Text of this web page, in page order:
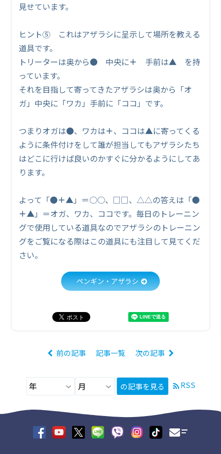
見せています。
ヒント⑤ これはアザラシに呈示して場所を教える
道具です。
トリーターは奥から● 中央に＋
手前は▲ を持
っています。
それを目指して寄ってきたアザラシは奥から「オ
ガ」中央に「ワカ」手前に「ココ」です。
つまりオガは●、ワカは＋、ココは▲に寄ってくる
ように条件付けをして誰が担当してもアザラシたち
はどこに行けば良いのかすぐに分かるようにしてあ
ります。
よって「●＋▲」＝○○、□□、△△の答えは「●
＋▲」＝オガ、ワカ、ココです。毎日のトレーニン
グで使用している道具なのでアザラシのトレーニン
グをご覧になる際はこの道具にも注目して見てくだ
さい。
ペンギン・アザラシ
前の記事 記事一覧 次の記事
の記事を見る RSS